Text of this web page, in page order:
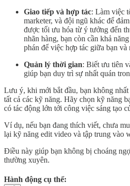
Giao tiếp và hợp tác: Làm việc
marketer, và đội ngũ khác để
được tối ưu hóa từ ý tưởng đến
nhãn hàng, bạn còn cần khả
phán để việc hợp tác giữa bạn
Quản lý thời gian: Biết ưu tiên
giúp bạn duy trì sự nhất quán
Lưu ý, khi mới bắt đầu, bạn không
tất cả các kỹ năng. Hãy chọn kỹ năng
có tác động lớn tới công việc sáng tạo
Ví dụ, nếu bạn đang thích viết, chưa
lại kỹ năng edit video và tập trung vào
Điều này giúp bạn không bị choáng
thường xuyên.
Hành động cụ thể: